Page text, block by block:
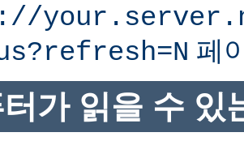
페
가 읽을 수 있